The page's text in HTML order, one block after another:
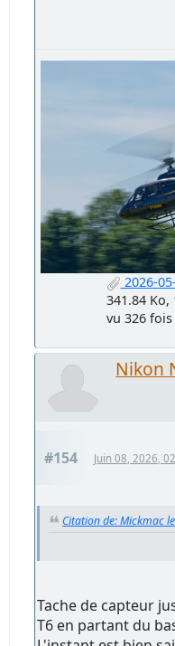
2026-
341.84 Ko,
vu 326 fois
Nikon
#154 Juin 08, 2026,
Citation de: Mickmac
Tache de capteur
T6 en partant du